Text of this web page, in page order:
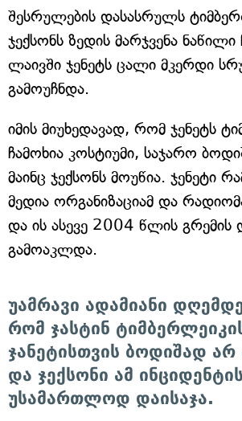
შესრულების დასასრულს
ჯექსონს ზედის მარჯვენა ნაწილი
ლაივში ჯენეტს ცალი მკერდი
გამოუჩნდა.
იმის მიუხედავად, რომ ჯენეტს
ჩამოხია კოსტიუმი, საჯარო
მაინც ჯექსონს მოუწია. ჯენეტი
მედია ორგანიზაციამ და
და ის ასევე 2004 წლის გრემის
გამოაკლდა.
უამრავი ადამიანი
რომ ჯასტინ
ჯანეტისთვის ბოდიშად არ
და ჯექსონი ამ
უსამართლოდ დაისაჯა.